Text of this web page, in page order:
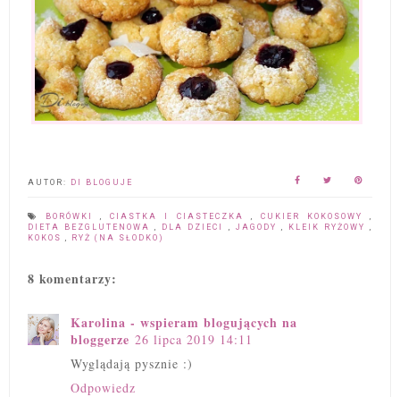
AUTOR: DI BLOGUJE
BORÓWKI ,CIASTKA I CIASTECZKA CUKIER KOKOSOWY
DIETA BEZGLUTENOWA
DLA DZIECI JAGODY KLEIK RYŻOWY
KOKOS
RYŻ (NA SŁODKO)
8 komentarzy:
Karolina - wspieram blogujących na
bloggerze 26 lipca 2019 14:11
Wyglądają pysznie :)
Odpowiedz